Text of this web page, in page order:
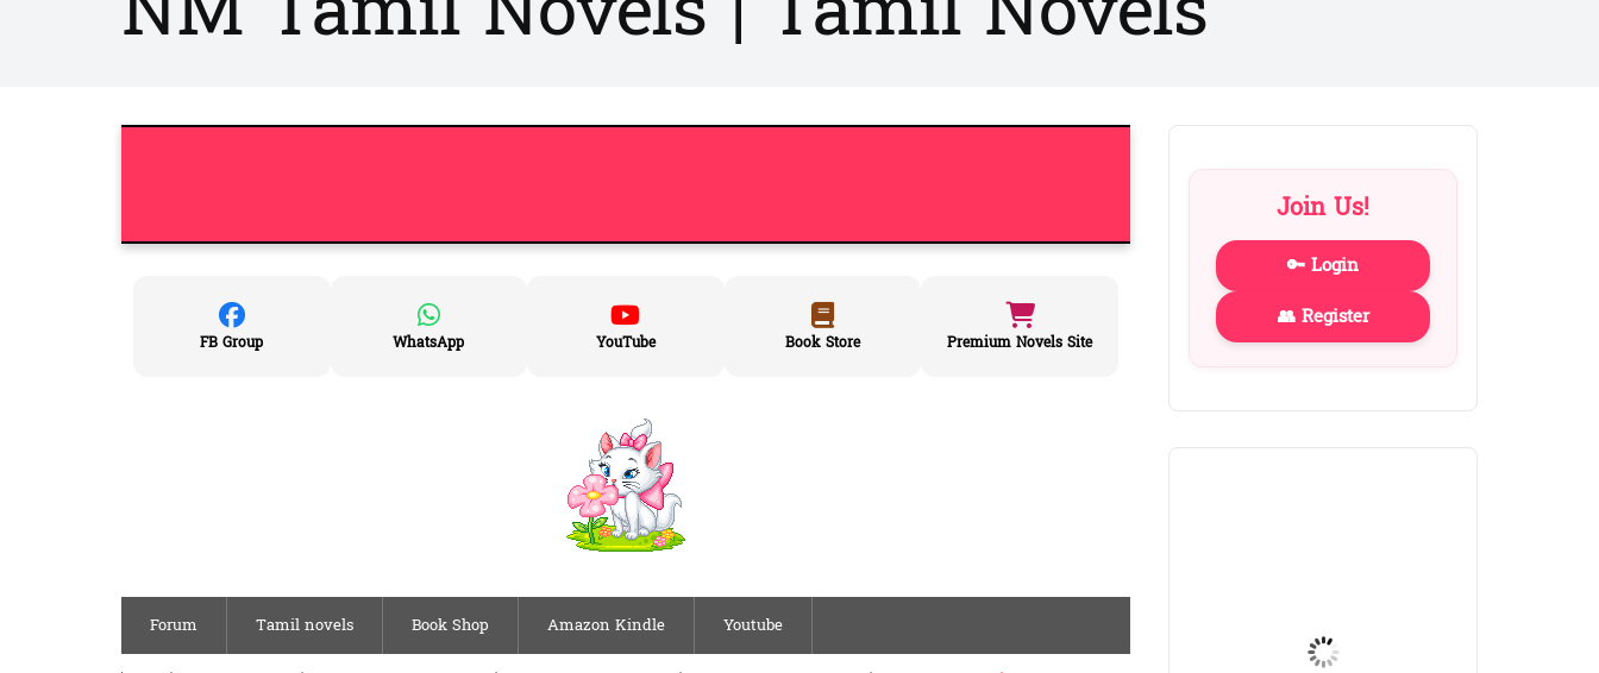
FB Group WhatsApp YouTube Book Store Premium Novels Site
Forum Tamil novels Book Shop Amazon Kindle Youtube
Join Us!
🔑 Login
👥 Register